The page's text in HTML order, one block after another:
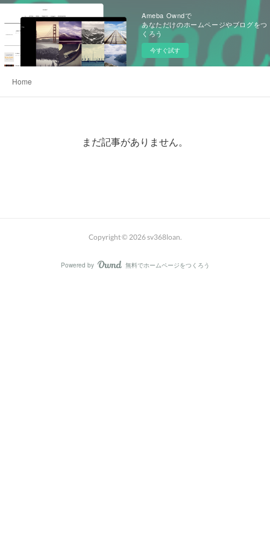
Ameba Owndで
あなただけのホームページやブログをつ
くろう
今すぐ試す
Home
まだ記事がありません。
Copyright © 2026sv368loan.
Powered by AmebaOwnd
無料でホームページをつくろう